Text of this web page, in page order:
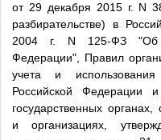
от 29 декабря 2015 г. N
разбирательстве) в
2004 г. N 125-ФЗ "Об
Федерации", Правил
учета и
Российской Федерации
государственных
и организациях,